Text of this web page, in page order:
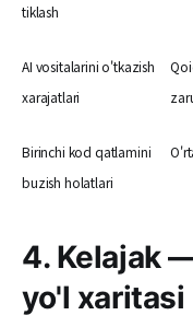
tiklash
AI vositalarini o'tkazish
xarajatlari
Birinchi kod qatlamini
buzish holatlari
4. Kelajak
yo'l xaritasi